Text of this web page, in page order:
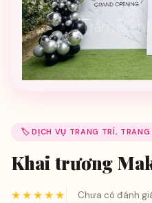
🏷️ DỊCH VỤ TRANG TRÍ, TRANG
Khai trương
★★★★★ Chưa có đánh